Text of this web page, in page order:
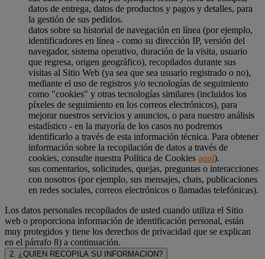
datos de entrega, datos de productos y pagos y detalles, para
la gestión de sus pedidos.
datos sobre su historial de navegación en línea (por ejemplo,
identificadores en línea - como su dirección IP, versión del
navegador, sistema operativo, duración de la visita, usuario
que regresa, origen geográfico), recopilados durante sus
visitas al Sitio Web (ya sea que sea usuario registrado o no),
mediante el uso de registros y/o tecnologías de seguimiento
como "cookies" y otras tecnologías similares (incluidos los
píxeles de seguimiento en los correos electrónicos), para
mejorar nuestros servicios y anuncios, o para nuestro análisis
estadístico - en la mayoría de los casos no podremos
identificarlo a través de esta información técnica. Para obtener
información sobre la recopilación de datos a través de
cookies, consulte nuestra Política de Cookies aquí).
sus comentarios, solicitudes, quejas, preguntas o interacciones
con nosotros (por ejemplo, sus mensajes, chats, publicaciones
en redes sociales, correos electrónicos o llamadas telefónicas).
Los datos personales recopilados de usted cuando utiliza el Sitio
web o proporciona información de identificación personal, están
muy protegidos y tiene los derechos de privacidad que se explican
en el párrafo 8) a continuación.
2. ¿QUIEN RECOPILA SU INFORMACION?